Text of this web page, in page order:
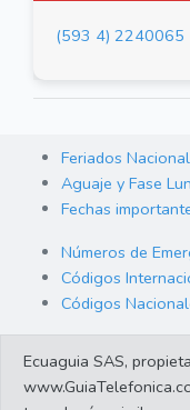
(593 4) 2240065
Feriados
Aguaje y Fase
Fechas
Números de
Códigos
Códigos
Cambio de Divisas
Enlaces de
Ecuaguia SAS,